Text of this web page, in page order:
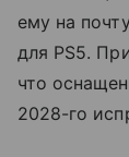
ему на
для PS5.
что
2028-го